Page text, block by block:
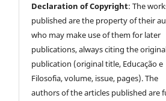
Declaration of Copyright: The
published are the property of their
who may make use of them for later
publications, always citing the
publication (original title, Educação e
Filosofia, volume, issue, pages). The
authors of the articles published are